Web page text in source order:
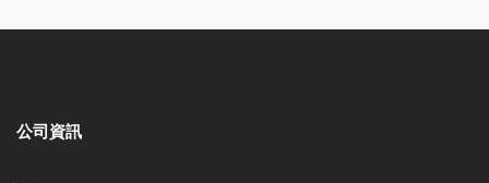
公司資訊